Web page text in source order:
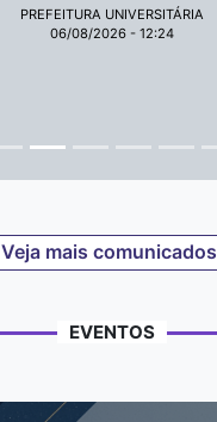
PREFEITURA UNIVERSITÁRIA
06/08/2026 - 12:24
Veja mais comunicados
EVENTOS